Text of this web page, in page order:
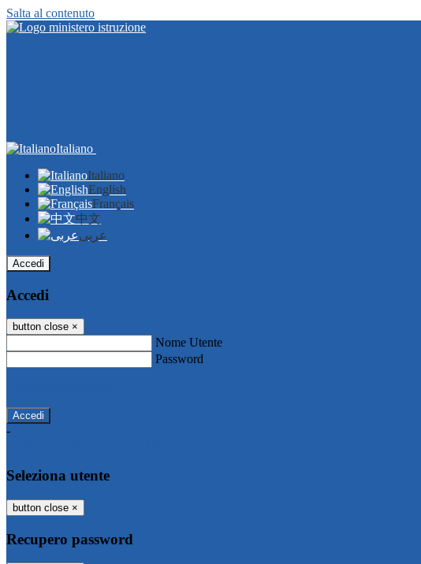
Salta al contenuto
Italiano
Italiano
English
Français
中文
عربى
Accedi
Accedi
button close ×
Nome Utente
Password
-
Seleziona utente
button close ×
Recupero password